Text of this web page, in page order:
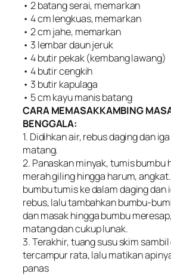
• 2 batang serai, memarkan
• 4 cm lengkuas, memarkan
• 2 cm jahe, memarkan
• 3 lembar daun jeruk
• 4 butir pekak (kembang lawang)
• 4 butir cengkih
• 3 butir kapulaga
• 5 cm kayu manis batang
CARA MEMASAKKAMBING
BENGGALA:
1. Didihkan air, rebus daging dan
matang.
2. Panaskan minyak, tumis bumbu
merah giling hingga harum,
bumbu tumis ke dalam daging dan
rebus, lalu tambahkan bumbu-
dan masak hingga bumbu
matang dan cukup lunak.
3. Terakhir, tuang susu skim
tercampur rata, lalu matikan
panas